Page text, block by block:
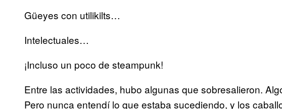
Güeyes con utilikilts…
Intelectuales…
¡Incluso un poco de steampunk!
Entre las actividades, hubo algunas que sobresalieron.
Pero nunca entendí lo que estaba sucediendo, y los